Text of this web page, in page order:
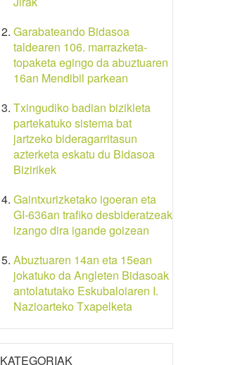
Garabateando Bidasoa
taldearen 106. marrazketa-
topaketa egingo da abuztuaren
16an Mendibil parkean
Txingudiko badian bizikleta
partekatuko sistema bat
jartzeko bideragarritasun
azterketa eskatu du Bidasoa
Bizirikek
Gaintxurizketako igoeran eta
GI-636an trafiko desbideratzeak
izango dira igande goizean
Abuztuaren 14an eta 15ean
jokatuko da Angleten Bidasoak
antolatutako Eskubaloiaren I.
Nazioarteko Txapelketa
KATEGORIAK